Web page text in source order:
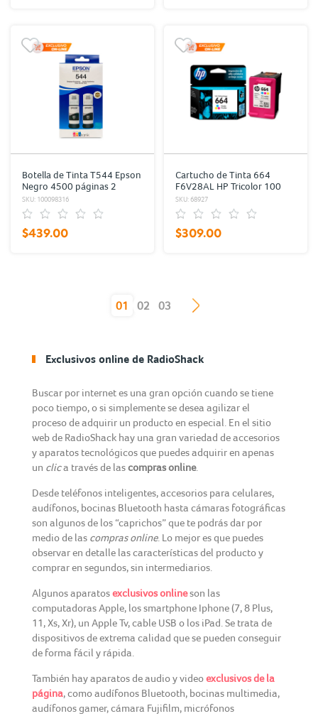
Botella de Tinta T544 Epson
Negro 4500 páginas 2
piezas
SKU: 100098316
$439.00
Cartucho de Tinta 664
F6V28AL HP Tricolor 100
páginas
SKU: 68927
$309.00
01
(current)02 03
Exclusivos online de RadioShack
Buscar por internet es una gran opción cuando se tiene
poco tiempo, o si simplemente se desea agilizar el
proceso de adquirir un producto en especial. En el sitio
web de RadioShack hay una gran variedad de accesorios
y aparatos tecnológicos que puedes adquirir en apenas
un clica través de lascompras online.
Desde teléfonos inteligentes, accesorios para celulares,
audífonos, bocinas Bluetooth hasta cámaras fotográficas
son algunos de los “caprichos” que te podrás dar por
medio de las compras online. Lo mejor es que puedes
observar en detalle las características del producto y
comprar en segundos, sin intermediarios.
Algunos aparatosexclusivos onlineson las
computadoras Apple, los smartphone Iphone (7, 8 Plus,
11, Xs, Xr), un Apple Tv, cable USB o los iPad. Se trata de
dispositivos de extrema calidad que se pueden conseguir
de forma fácil y rápida.
También hay aparatos de audio y videoexclusivos de la
página, como audífonos Bluetooth, bocinas multimedia,
audífonos gamer, cámara Fujifilm, micrófonos